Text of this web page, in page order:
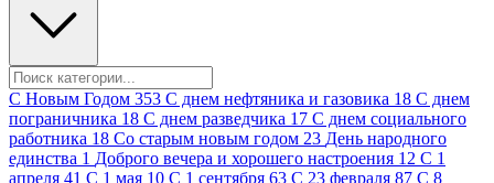
C Новым Годом 353 C днем нефтяника и газовика 18 C днем
пограничника 18 C днем разведчика 17 C днем социального
работника 18 Cо старым новым годом 23 День народного
единства 1 Доброго вечера и хорошего настроения 12 С 1
апреля 41 С 1 мая 10 С 1 сентября 63 С 23 февраля 87 С 8